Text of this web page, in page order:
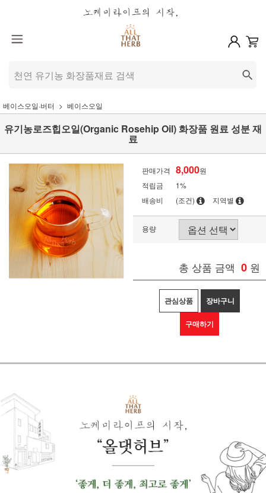
베이스오일·버터 베이스오일
유기농로즈힙오일(Organic Rosehip Oil) 화장품 원료 성분 재
료
판매가격 8,000원
적립금
1%
배송비
(조건) 지역별
용량
총 상품 금액 0 원
관심상품 장바구니
구매하기